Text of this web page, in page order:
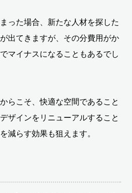
った場合、新たな人材を探した
出てきますが、その分費用がか
マイナスになることもあるでし
らこそ、快適な空間であること
ザインをリニューアルすること
減らす効果も狙えます。